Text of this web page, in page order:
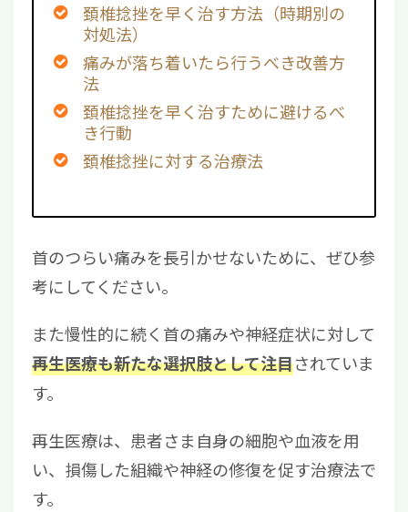
頚椎捻挫を早く治す方法（時期別の
対処法）
痛みが落ち着いたら行うべき改善方
法
頚椎捻挫を早く治すために避けるべ
き行動
頚椎捻挫に対する治療法
首のつらい痛みを長引かせないために、ぜひ参
考にしてください。
また慢性的に続く首の痛みや神経症状に対して
再生医療も新たな選択肢として注目されていま
す。
再生医療は、患者さま自身の細胞や血液を用
い、損傷した組織や神経の修復を促す治療法で
す。